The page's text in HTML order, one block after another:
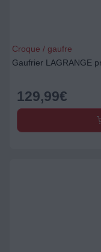
Croque / gaufre
Gaufrier LAGRANGE
129,99€